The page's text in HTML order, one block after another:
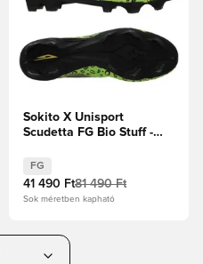
Sokito X Unisport
Scudetta FG Bio Stuff -
Limitált kiadás
FG
41 490 Ft81 490 Ft
Sok méretben kapható